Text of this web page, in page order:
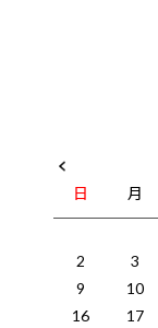
日
月
2
3
9
10
16
17